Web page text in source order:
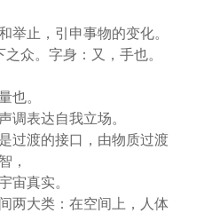
举止，引申事物的变化。
众。字身：又，手也。
也。
调表达自我立场。
过渡的接口，由物质过渡
，
宙真实。
两大类：在空间上，人体